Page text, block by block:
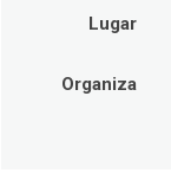
Lugar
Organiza